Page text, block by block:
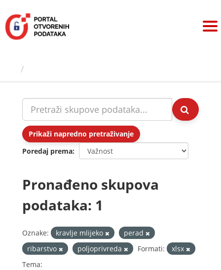
sadržaj
Prikaži napredno pretraživanje
Poredaj prema
Pronađeno skupova
podataka: 1
Oznake: kravlje mlijeko
perad
ribarstvo
poljoprivreda Formati:
xlsx
Tema: